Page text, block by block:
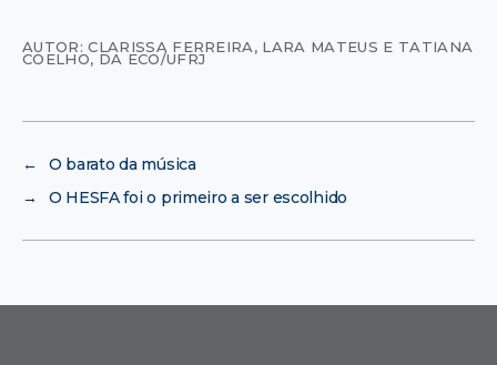
AUTOR: CLARISSA FERREIRA, LARA MATEUS E TATIANA
COELHO, DA ECO/UFRJ
←
O barato da música
→
O HESFA foi o primeiro a ser escolhido